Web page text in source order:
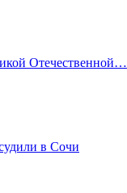
Отечественной…
в Сочи